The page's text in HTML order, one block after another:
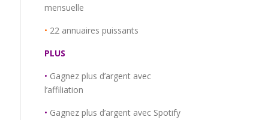
mensuelle
• 22 annuaires puissants
PLUS
• Gagnez plus d’argent avec
l’affiliation
• Gagnez plus d’argent avec Spotify